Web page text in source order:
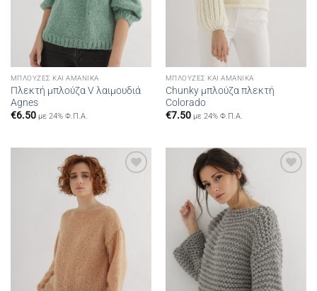
ΜΠΛΟΎΖΕΣ ΚΑΙ ΑΜΆΝΙΚΑ
Πλεκτή μπλούζα V λαιμουδιά
Agnes
€6.50 με 24% Φ.Π.Α.
ΜΠΛΟΎΖΕΣ ΚΑΙ ΑΜΆΝΙΚΑ
Chunky μπλούζα πλεκτή
Colorado
€7.50 με 24% Φ.Π.Α.